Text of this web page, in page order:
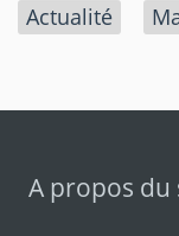
Actualité
A propos du